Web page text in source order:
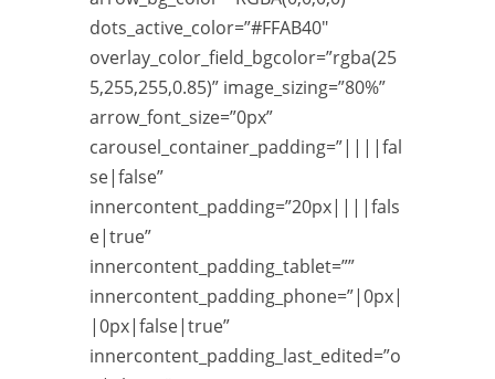
dots_active_color=”#FFAB40″
overlay_color_field_bgcolor=”rgba(25
5,255,255,0.85)” image_sizing=”80%”
arrow_font_size=”0px”
carousel_container_padding=”||||fal
se|false”
innercontent_padding=”20px||||fals
e|true”
innercontent_padding_tablet=””
innercontent_padding_phone=”|0px|
|0px|false|true”
innercontent_padding_last_edited=”o